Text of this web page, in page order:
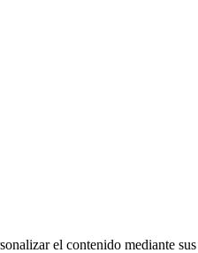
el contenido mediante